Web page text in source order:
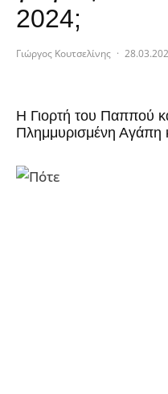
2024;
Γιώργος Κουτσελίνης ·
Η Γιορτή του Παππού
Πλημμυρισμένη Αγάπη